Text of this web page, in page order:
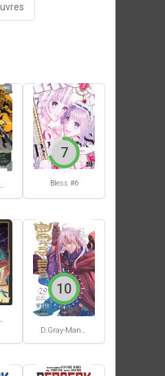
Mechanical Buddy Universe #0 Bless #6
7
- Un équilibre fragile
D.Gray-Man #29
10